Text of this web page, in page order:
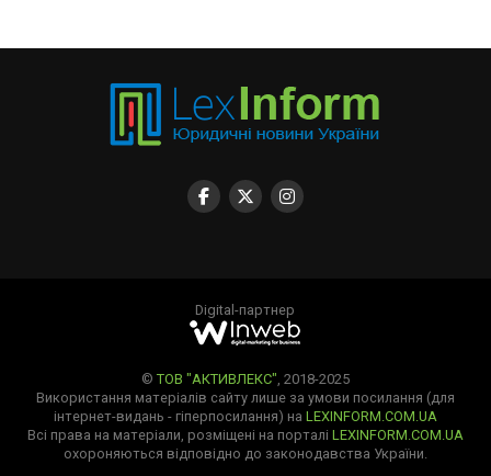
Digital-партнер
© ТОВ "АКТИВЛЕКС", 2018-2025
Використання матеріалів сайту лише за умови посилання (для
інтернет-видань - гіперпосилання) на LEXINFORM.COM.UA
Всі права на матеріали, розміщені на порталі LEXINFORM.COM.UA
охороняються відповідно до законодавства України.